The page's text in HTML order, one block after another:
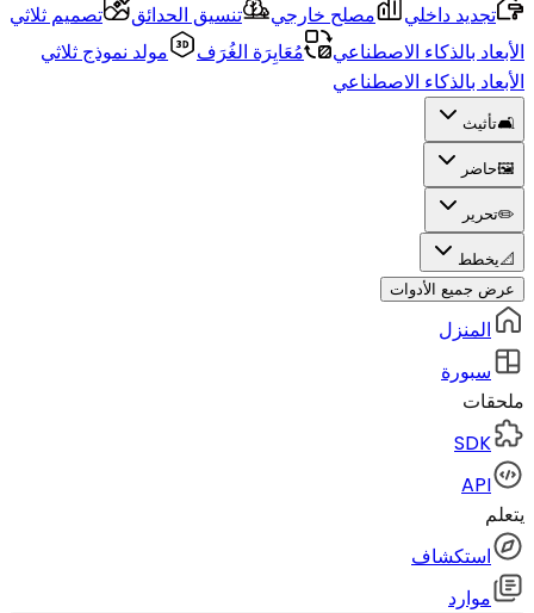
تجديد داخلي مصلح خارجي تنسيق الحدائق
تصميم ثلاثي
الأبعاد بالذكاء الاصطناعي
مُعَايِرَة الغُرَف
مولد نموذج ثلاثي
الأبعاد بالذكاء الاصطناعي
🛋️تأثيث
🖼️حاضر
✏️تحرير
📐يخطط
عرض جميع الأدوات
المنزل
سبورة
ملحقات
SDK
API
يتعلم
استكشاف
موارد